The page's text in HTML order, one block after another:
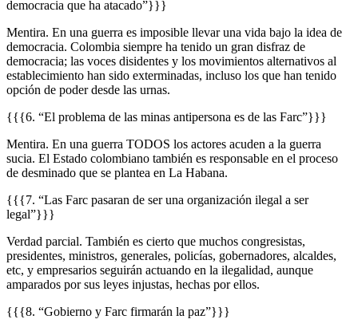
democracia que ha atacado”}}}
Mentira. En una guerra es imposible llevar una vida bajo la idea de
democracia. Colombia siempre ha tenido un gran disfraz de
democracia; las voces disidentes y los movimientos alternativos al
establecimiento han sido exterminadas, incluso los que han tenido
opción de poder desde las urnas.
{{{6. “El problema de las minas antipersona es de las Farc”}}}
Mentira. En una guerra TODOS los actores acuden a la guerra
sucia. El Estado colombiano también es responsable en el proceso
de desminado que se plantea en La Habana.
{{{7. “Las Farc pasaran de ser una organización ilegal a ser
legal”}}}
Verdad parcial. También es cierto que muchos congresistas,
presidentes, ministros, generales, policías, gobernadores, alcaldes,
etc, y empresarios seguirán actuando en la ilegalidad, aunque
amparados por sus leyes injustas, hechas por ellos.
{{{8. “Gobierno y Farc firmarán la paz”}}}